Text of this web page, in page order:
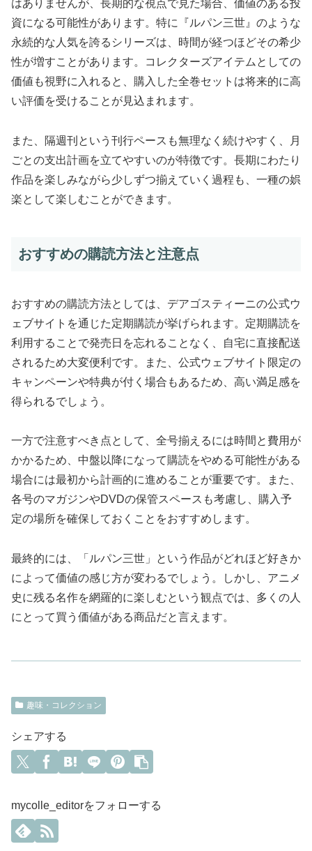
はありませんが、長期的な視点で見た場合、価値のある投
資になる可能性があります。特に『ルパン三世』のような
永続的な人気を誇るシリーズは、時間が経つほどその希少
性が増すことがあります。コレクターズアイテムとしての
価値も視野に入れると、購入した全巻セットは将来的に高
い評価を受けることが見込まれます。
また、隔週刊という刊行ペースも無理なく続けやすく、月
ごとの支出計画を立てやすいのが特徴です。長期にわたり
作品を楽しみながら少しずつ揃えていく過程も、一種の娯
楽として楽しむことができます。
おすすめの購読方法と注意点
おすすめの購読方法としては、デアゴスティーニの公式ウ
ェブサイトを通じた定期購読が挙げられます。定期購読を
利用することで発売日を忘れることなく、自宅に直接配送
されるため大変便利です。また、公式ウェブサイト限定の
キャンペーンや特典が付く場合もあるため、高い満足感を
得られるでしょう。
一方で注意すべき点として、全号揃えるには時間と費用が
かかるため、中盤以降になって購読をやめる可能性がある
場合には最初から計画的に進めることが重要です。また、
各号のマガジンやDVDの保管スペースも考慮し、購入予
定の場所を確保しておくことをおすすめします。
最終的には、「ルパン三世」という作品がどれほど好きか
によって価値の感じ方が変わるでしょう。しかし、アニメ
史に残る名作を網羅的に楽しむという観点では、多くの人
にとって買う価値がある商品だと言えます。
趣味・コレクション
シェアする
mycolle_editorをフォローする